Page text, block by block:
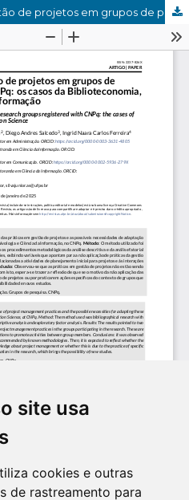
site usa
cookies e outras
de rastreamento para
Análise de práticas de gestão de projetos em grupos de pesquisa cadastrados no Conselho Nacional de Desenvolvimento Científico e Tecnológico (CNPq)